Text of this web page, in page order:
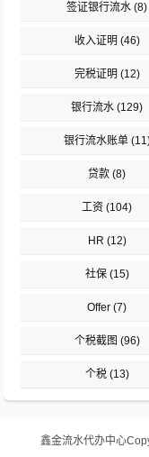
签证银行流水 (8)
收入证明 (46)
完税证明 (12)
银行流水 (129)
银行流水账单
贷款 (8)
工资 (104)
HR (12)
社保(15)
Offer (7)
个税截图 (96)
个税(13)
鑫金流水代办中心